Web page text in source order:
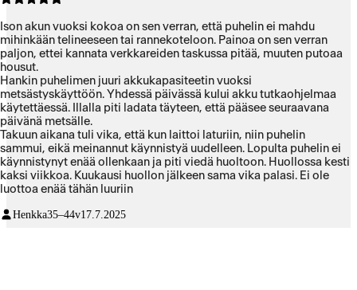
Ison akun vuoksi kokoa on sen verran, että puhelin ei mahdu
mihinkään telineeseen tai rannekoteloon. Painoa on sen verran
paljon, ettei kannata verkkareiden taskussa pitää, muuten putoaa
housut.
Hankin puhelimen juuri akkukapasiteetin vuoksi
metsästyskäyttöön. Yhdessä päivässä kului akku tutkaohjelmaa
käytettäessä. Illalla piti ladata täyteen, että pääsee seuraavana
päivänä metsälle.
Takuun aikana tuli vika, että kun laittoi laturiin, niin puhelin
sammui, eikä meinannut käynnistyä uudelleen. Lopulta puhelin ei
käynnistynyt enää ollenkaan ja piti viedä huoltoon. Huollossa kesti
kaksi viikkoa. Kuukausi huollon jälkeen sama vika palasi. Ei ole
luottoa enää tähän luuriin
Henkka35–44v17.7.2025